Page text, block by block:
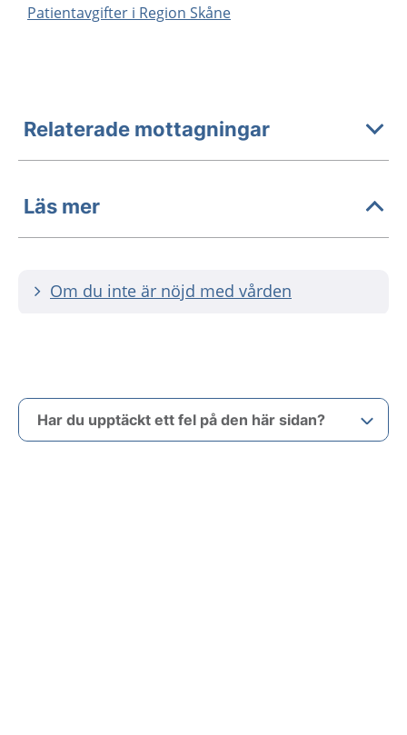
Patientavgifter i Region Skåne
Relaterade mottagningar
Läs mer
Om du inte är nöjd med vården
Har du upptäckt ett fel på den här sidan?